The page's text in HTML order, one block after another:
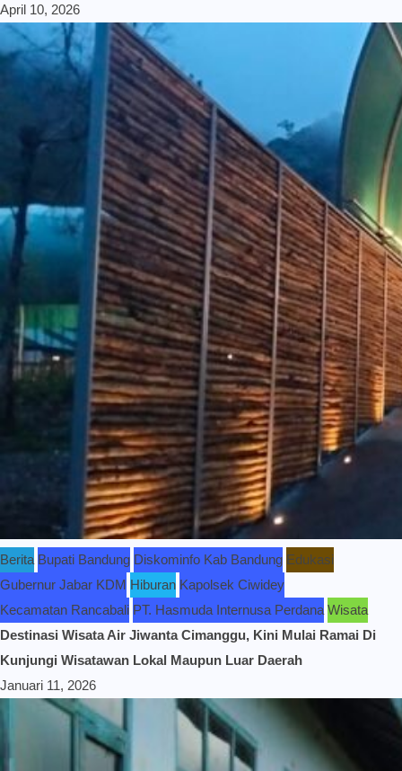
April 10, 2026
Berita Bupati Bandung Diskominfo Kab Bandung Edukasi
Gubernur Jabar KDM Hiburan Kapolsek Ciwidey
Kecamatan Rancabali PT. Hasmuda Internusa Perdana Wisata
Destinasi Wisata Air Jiwanta Cimanggu, Kini Mulai Ramai Di
Kunjungi Wisatawan Lokal Maupun Luar Daerah
Januari 11, 2026